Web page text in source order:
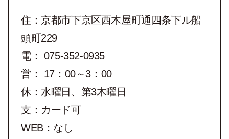
住：京都市下京区西木屋町通四条下ル船
頭町229
電： 075-352-0935
営： 17：00～3：00
休：水曜日、第3木曜日
支：カード可
WEB：なし